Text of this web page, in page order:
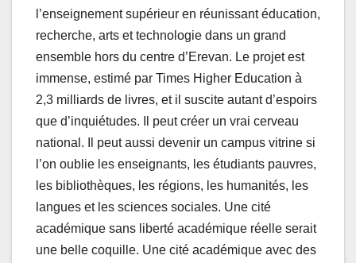
l’enseignement supérieur en réunissant éducation,
recherche, arts et technologie dans un grand
ensemble hors du centre d’Erevan. Le projet est
immense, estimé par Times Higher Education à
2,3 milliards de livres, et il suscite autant d’espoirs
que d’inquiétudes. Il peut créer un vrai cerveau
national. Il peut aussi devenir un campus vitrine si
l’on oublie les enseignants, les étudiants pauvres,
les bibliothèques, les régions, les humanités, les
langues et les sciences sociales. Une cité
académique sans liberté académique réelle serait
une belle coquille. Une cité académique avec des